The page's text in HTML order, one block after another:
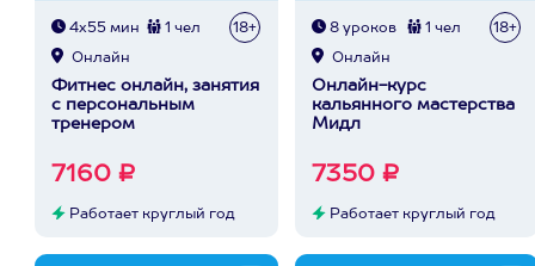
4х55 мин 1 чел 18+
Онлайн
Фитнес онлайн, занятия
с персональным
тренером
7160 ₽
Работает круглый год
8 уроков 1 чел 18+
Онлайн
Онлайн-курс
кальянного мастерства
Мидл
7350 ₽
Работает круглый год